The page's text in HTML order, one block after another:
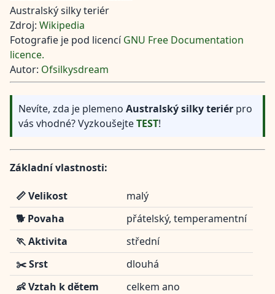
Australský silky teriér
Zdroj: Wikipedia
Fotografie je pod licencíGNU Free Documentation
licence.
Autor: Ofsilkysdream
Nevíte, zda je plemeno Australský silky teriér pro
vás vhodné? VyzkoušejteTEST!
Základní vlastnosti:
📏 Velikost
malý
🐕 Povaha
přátelský, temperamentní
🏃 Aktivita
střední
✂️ Srst
dlouhá
👶 Vztah k dětem
celkem ano